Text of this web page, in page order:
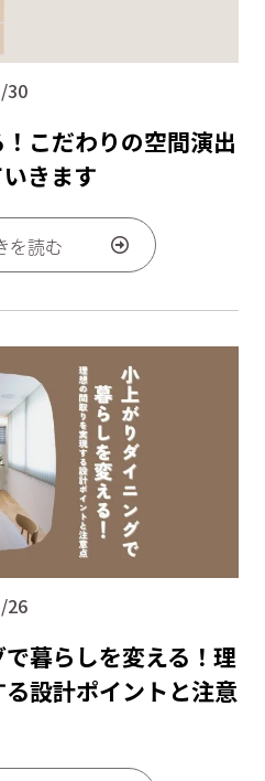
30
こだわりの空間演出
きます
を読む
26
暮らしを変える！理
設計ポイントと注意